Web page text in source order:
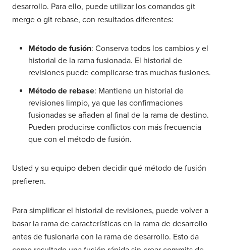
desarrollo. Para ello, puede utilizar los comandos git
merge o git rebase, con resultados diferentes:
Método de fusión: Conserva todos los cambios y el
historial de la rama fusionada. El historial de
revisiones puede complicarse tras muchas fusiones.
Método de rebase: Mantiene un historial de
revisiones limpio, ya que las confirmaciones
fusionadas se añaden al final de la rama de destino.
Pueden producirse conflictos con más frecuencia
que con el método de fusión.
Usted y su equipo deben decidir qué método de fusión
prefieren.
Para simplificar el historial de revisiones, puede volver a
basar la rama de características en la rama de desarrollo
antes de fusionarla con la rama de desarrollo. Esto da